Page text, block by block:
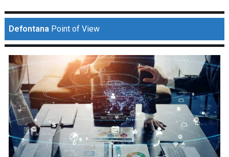
Defontana Point of View